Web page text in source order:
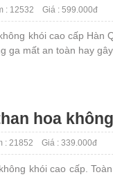
12532 Giá : 599.000đ
khói cao cấp Hàn
ga mất an toàn hay
hoa
21852 Giá : 339.000đ
khói cao cấp.